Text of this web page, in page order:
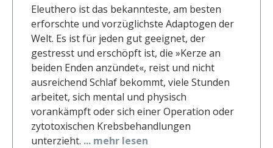
Eleuthero ist das bekannteste, am besten
erforschte und vorzüglichste Adaptogen der
Welt. Es ist für jeden gut geeignet, der
gestresst und erschöpft ist, die »Kerze an
beiden Enden anzündet«, reist und nicht
ausreichend Schlaf bekommt, viele Stunden
arbeitet, sich mental und physisch
vorankämpft oder sich einer Operation oder
zytotoxischen Krebsbehandlungen
unterzieht. ... mehr lesen